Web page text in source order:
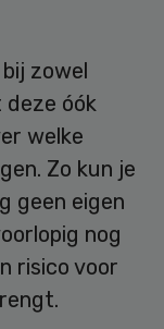
zowel
óók
welke
Zo kun je
geen eigen
nog
risico voor